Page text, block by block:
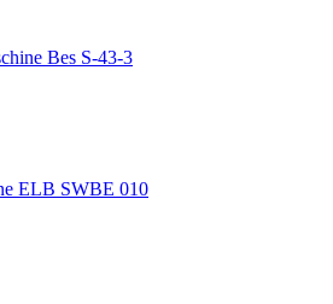
Bes S-43-3
ELB SWBE 010